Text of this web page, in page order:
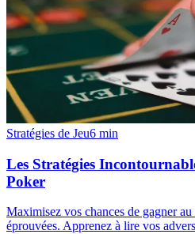
Stratégies de Jeu6 min
Les Stratégies
Poker
Maximisez vos chances de gagner
éprouvées. Apprenez à lire vos